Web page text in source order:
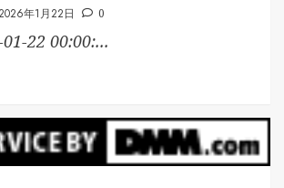
年1月22日 0
22 00:00:...